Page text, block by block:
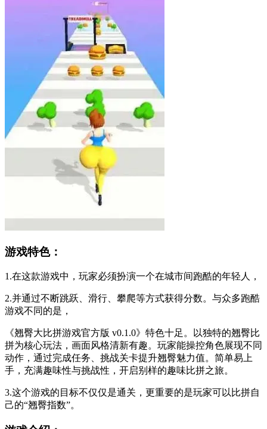
游戏特色：
1.在这款游戏中，玩家必须扮演一个在城市间跑酷的年轻人，
2.并通过不断跳跃、滑行、攀爬等方式获得分数。与众多跑酷
游戏不同的是，
《翘臀大比拼游戏官方版 v0.1.0》特色十足。以独特的翘臀比
拼为核心玩法，画面风格清新有趣。玩家能操控角色展现不同
动作，通过完成任务、挑战关卡提升翘臀魅力值。简单易上
手，充满趣味性与挑战性，开启别样的趣味比拼之旅。
3.这个游戏的目标不仅仅是通关，更重要的是玩家可以比拼自
己的“翘臀指数”。